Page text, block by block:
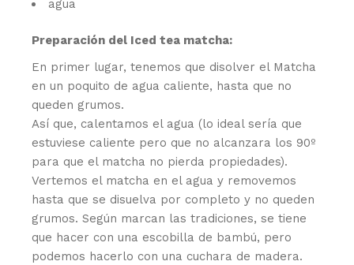
agua
Preparación del Iced tea matcha:
En primer lugar, tenemos que disolver el Matcha
en un poquito de agua caliente, hasta que no
queden grumos.
Así que, calentamos el agua (lo ideal sería que
estuviese caliente pero que no alcanzara los 90º
para que el matcha no pierda propiedades).
Vertemos el matcha en el agua y removemos
hasta que se disuelva por completo y no queden
grumos. Según marcan las tradiciones, se tiene
que hacer con una escobilla de bambú, pero
podemos hacerlo con una cuchara de madera.